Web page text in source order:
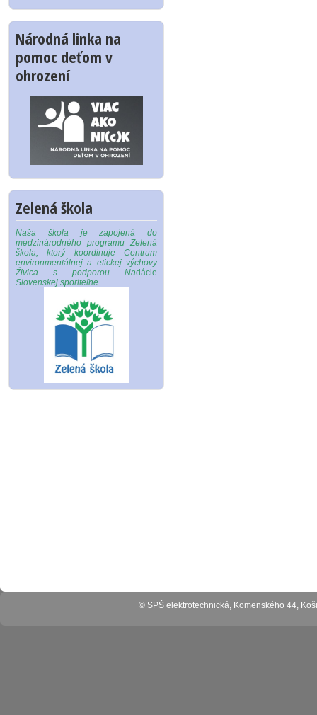
Národná linka na
pomoc deťom v
ohrození
Zelená škola
Naša škola je zapojená do
medzinárodného programu Zelená
škola, ktorý koordinuje Centrum
environmentálnej a etickej výchovy
Živica s podporou Nadácie
Slovenskej sporiteľne.
© SPŠ elektrotechnická, Komenského 44,